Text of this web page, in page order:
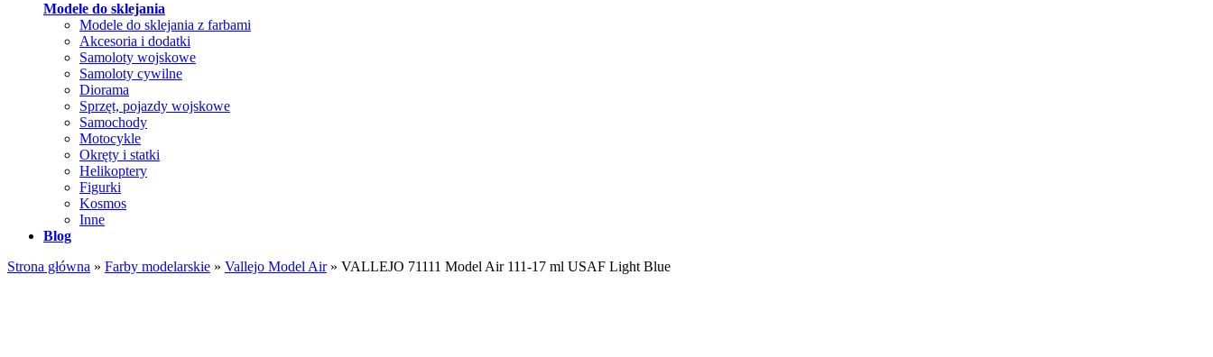
Modele do sklejania
Modele do sklejania z farbami
Akcesoria i dodatki
Samoloty wojskowe
Samoloty cywilne
Diorama
Sprzęt, pojazdy wojskowe
Samochody
Motocykle
Okręty i statki
Helikoptery
Figurki
Kosmos
Inne
Blog
Strona główna » Farby modelarskie » Vallejo Model Air» VALLEJO 71111 Model Air 111-17 ml USAF Light Blue